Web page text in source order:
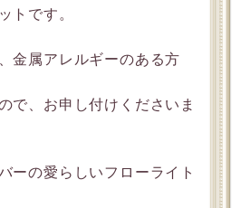
トです。
金属アレルギーのある方
で、お申し付けくださいま
ーの愛らしいフローライト